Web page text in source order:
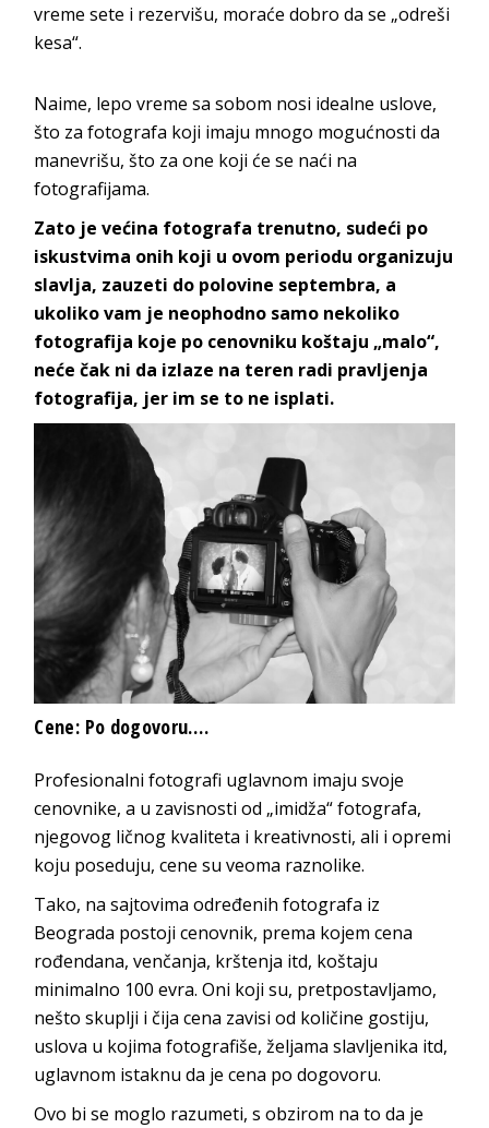
vreme sete i rezervišu, moraće dobro da se „odreši
kesa“.
Naime, lepo vreme sa sobom nosi idealne uslove,
što za fotografa koji imaju mnogo mogućnosti da
manevrišu, što za one koji će se naći na
fotografijama.
Zato je većina fotografa trenutno, sudeći po
iskustvima onih koji u ovom periodu organizuju
slavlja, zauzeti do polovine septembra, a
ukoliko vam je neophodno samo nekoliko
fotografija koje po cenovniku koštaju „malo“,
neće čak ni da izlaze na teren radi pravljenja
fotografija, jer im se to ne isplati.
Cene: Po dogovoru….
Profesionalni fotografi uglavnom imaju svoje
cenovnike, a u zavisnosti od „imidža“ fotografa,
njegovog ličnog kvaliteta i kreativnosti, ali i opremi
koju poseduju, cene su veoma raznolike.
Tako, na sajtovima određenih fotografa iz
Beograda postoji cenovnik, prema kojem cena
rođendana, venčanja, krštenja itd, koštaju
minimalno 100 evra. Oni koji su, pretpostavljamo,
nešto skuplji i čija cena zavisi od količine gostiju,
uslova u kojima fotografiše, željama slavljenika itd,
uglavnom istaknu da je cena po dogovoru.
Ovo bi se moglo razumeti, s obzirom na to da je